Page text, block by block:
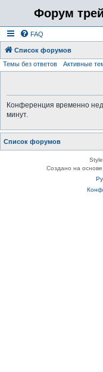
Форум
FAQ
Список форумов
Темы без ответов Активные
Конференция временно
минут.
Список форумов
Создано на основе